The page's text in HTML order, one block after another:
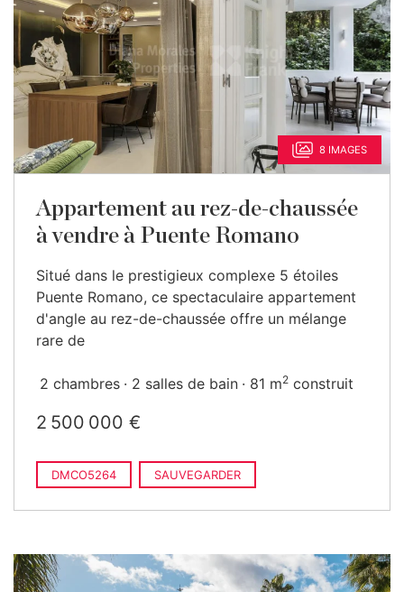
8 IMAGES
Appartement au rez-de-chaussée
à vendre à Puente Romano
Situé dans le prestigieux complexe 5 étoiles
Puente Romano, ce spectaculaire appartement
d'angle au rez-de-chaussée offre un mélange
rare de
2 chambres 2 salles de bain 81 m2 construit
2 500 000 €
DMCO5264 SAUVEGARDER